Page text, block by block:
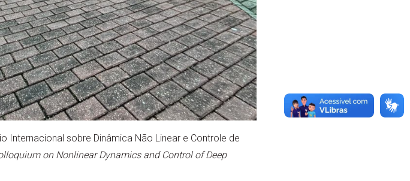
Internacional sobre Dinâmica Não Linear e Controle de
on Nonlinear Dynamics and Control of Deep